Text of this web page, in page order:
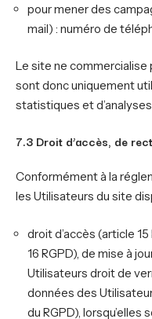
pour mener des
mail) : numéro de
Le site ne commercialise
sont donc uniquement
statistiques et
7.3 Droit d’accès, de
Conformément à la
les Utilisateurs du site
droit d’accès (article
16 RGPD), de mise à
Utilisateurs droit de
données des
du RGPD),